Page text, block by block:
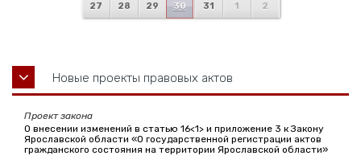
27 28 29 30 31 1 2
Новые проекты правовых актов
Проект закона
О внесении изменений в статью 16<1> и приложение 3 к Закону
Ярославской области «О государственной регистрации актов
гражданского состояния на территории Ярославской области»